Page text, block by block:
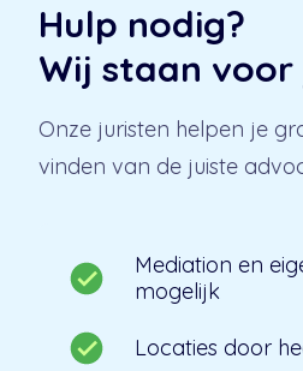
Hulp nodig?
Wij staan
Onze juristen helpen je
vinden van de juiste
Mediation en
mogelijk
Locaties door